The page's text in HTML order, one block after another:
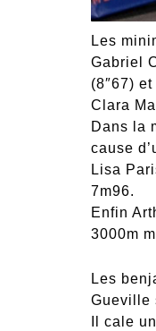
Les
Gabriel
(8″67)
Clara
Dans la
cause
Lisa
7m96.
Enfin
3000m
Les
Gueville
Il cale